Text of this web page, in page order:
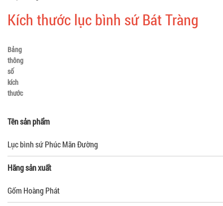
Kích thước lục bình sứ Bát Tràng
Bảng
thông
số
kích
thước
Tên sản phẩm
Lục bình sứ Phúc Mãn Đường
Hãng sản xuất
Gốm Hoàng Phát